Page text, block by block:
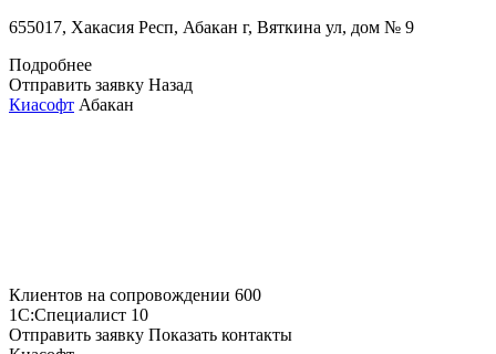
655017, Хакасия Респ, Абакан г, Вяткина ул, дом № 9
Подробнее
Отправить заявку Назад
Киасофт Абакан
Клиентов на сопровождении 600
1С:Специалист 10
Отправить заявку Показать контакты